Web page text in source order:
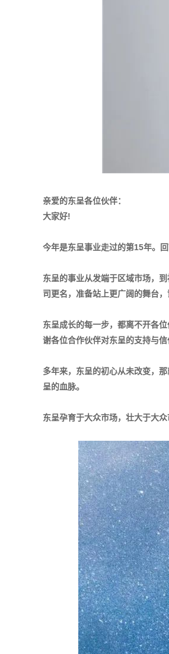
亲爱的东呈各位伙伴：
大家好!
今年是东呈事业走过的第15年。
东呈的事业从发端于区域市场，
司更名，准备站上更广阔的舞台，
东呈成长的每一步，都离不开各
谢各位合作伙伴对东呈的支持与信
多年来，东呈的初心从未改变，
呈的血脉。
东呈孕育于大众市场，壮大于大